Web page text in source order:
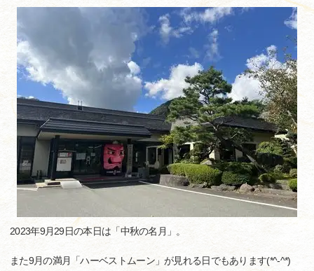
2023年9月29日の本日は「中秋の名月」。
また9月の満月「ハーベストムーン」が見れる日でもあります(*^-^*)